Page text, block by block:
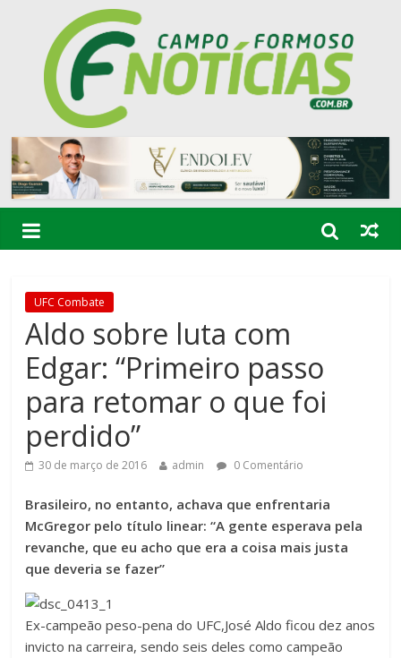
UFC Combate
Aldo sobre luta com
Edgar: “Primeiro passo
para retomar o que foi
perdido”
30 de março de 2016 admin 0 Comentário
Brasileiro, no entanto, achava que enfrentaria
McGregor pelo título linear: “A gente esperava pela
revanche, que eu acho que era a coisa mais justa
que deveria se fazer”
Ex-campeão peso-pena do UFC,José Aldo ficou dez anos
invicto na carreira, sendo seis deles como campeão